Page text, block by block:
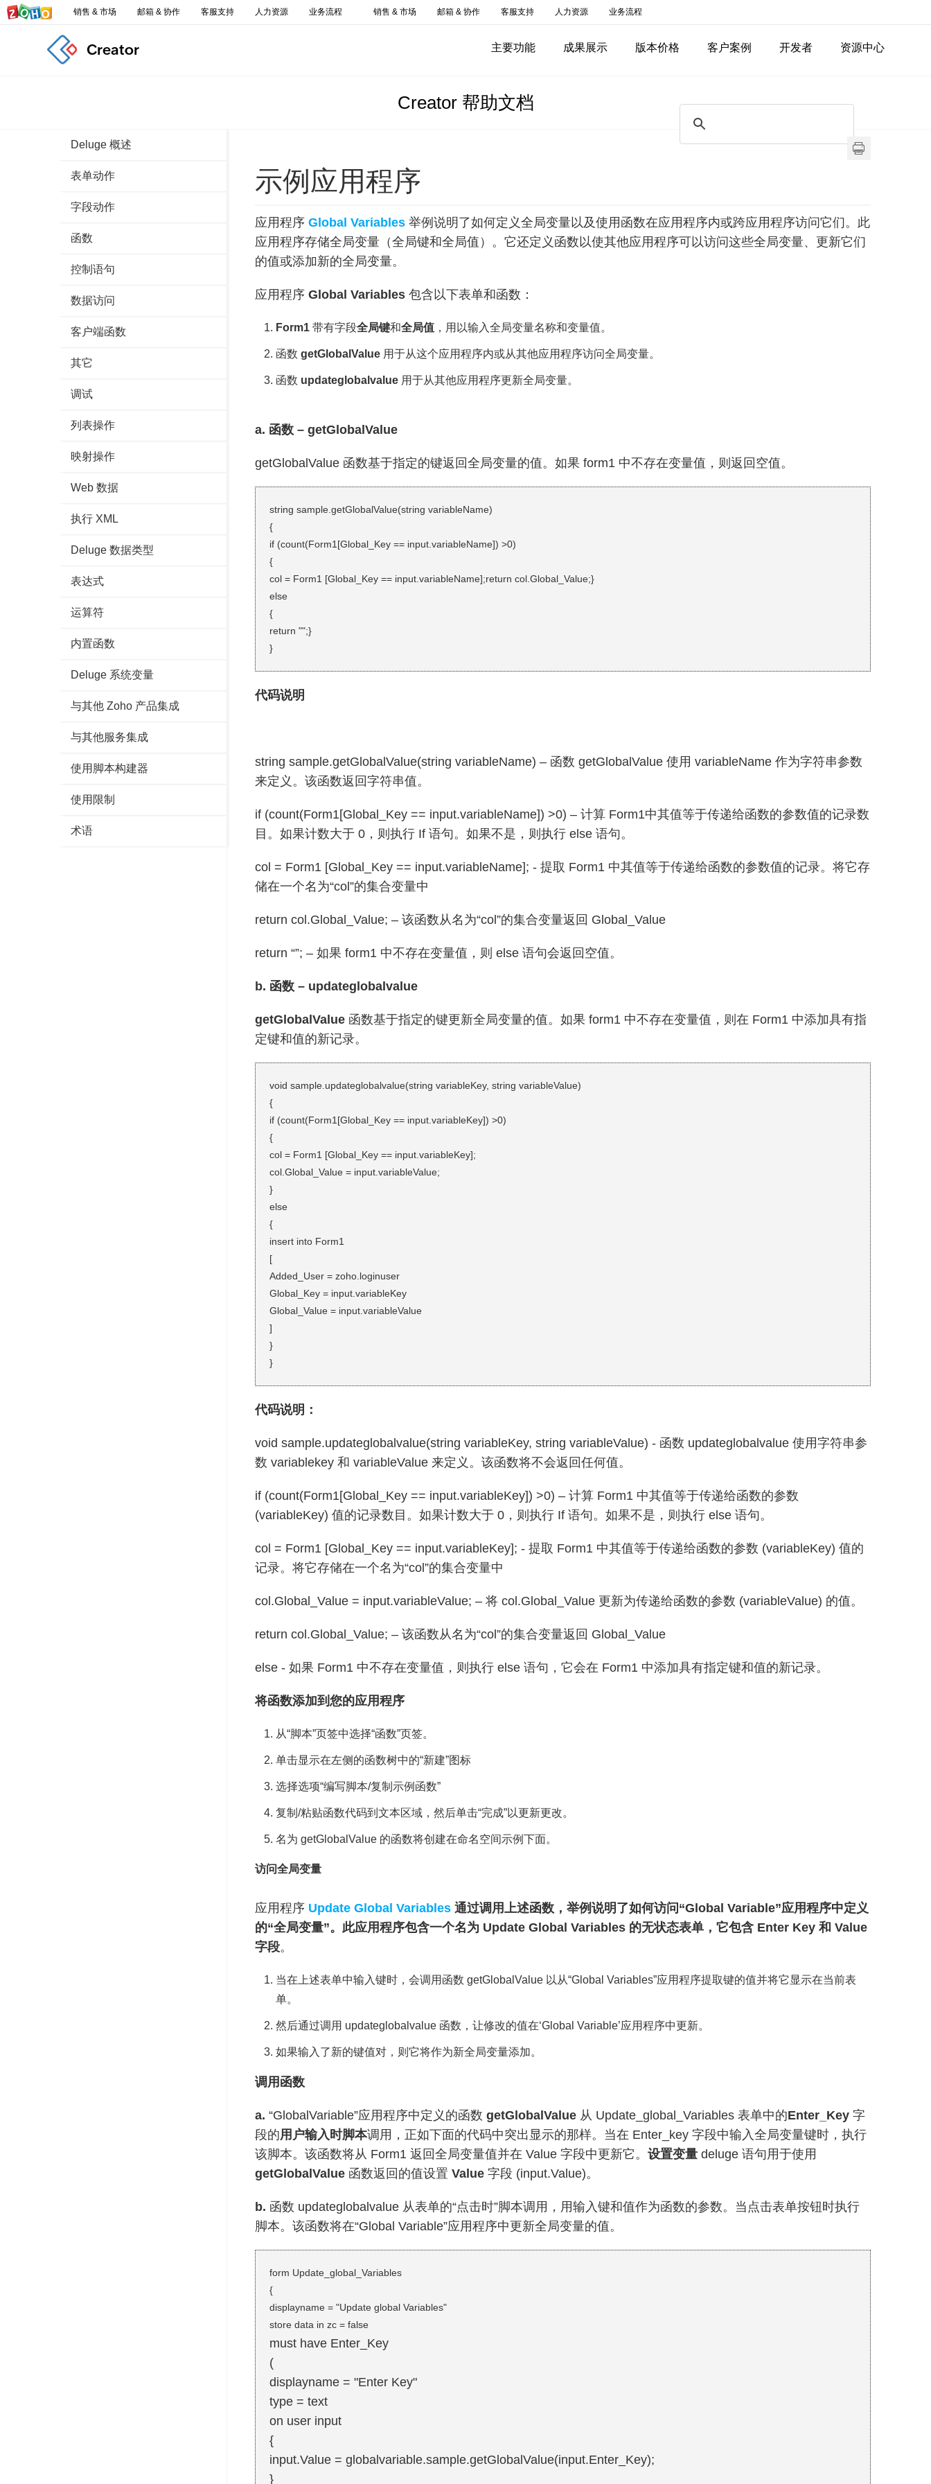
销售 & 市场 邮箱 & 协作 客服支持 人力资源 业务流程 销售 & 市场 邮箱 & 协作 客服支持 人力资源 业务流程
Creator 主要功能 成果展示 版本价格 客户案例 开发者 资源中心
Creator 帮助文档
Deluge 概述
表单动作
字段动作
函数
控制语句
数据访问
客户端函数
其它
调试
列表操作
映射操作
Web 数据
执行 XML
Deluge 数据类型
表达式
运算符
内置函数
Deluge 系统变量
与其他 Zoho 产品集成
与其他服务集成
使用脚本构建器
使用限制
术语
示例应用程序
应用程序 Global Variables 举例说明了如何定义全局变量以及使用函数在应用程序内或跨应用程序访问它们。此
应用程序存储全局变量（全局键和全局值）。它还定义函数以使其他应用程序可以访问这些全局变量、更新它们
的值或添加新的全局变量。
应用程序 Global Variables 包含以下表单和函数：
Form1 带有字段全局键和全局值 ，用以输入全局变量名称和变量值。
函数 getGlobalValue 用于从这个应用程序内或从其他应用程序访问全局变量。
函数 updateglobalvalue 用于从其他应用程序更新全局变量。
a. 函数 – getGlobalValue
getGlobalValue 函数基于指定的键返回全局变量的值。如果 form1 中不存在变量值，则返回空值。
string sample.getGlobalValue(string variableName)
{
if (count(Form1[Global_Key == input.variableName]) >0)
{
col = Form1 [Global_Key == input.variableName];return col.Global_Value;}
else
{
return "";}
}
代码说明
string sample.getGlobalValue(string variableName) – 函数 getGlobalValue 使用 variableName 作为字符串参数
来定义。该函数返回字符串值。
if (count(Form1[Global_Key == input.variableName]) >0) – 计算 Form1中其值等于传递给函数的参数值的记录数
目。如果计数大于 0，则执行 If 语句。如果不是，则执行 else 语句。
col = Form1 [Global_Key == input.variableName]; - 提取 Form1 中其值等于传递给函数的参数值的记录。将它存
储在一个名为“col”的集合变量中
return col.Global_Value; – 该函数从名为“col”的集合变量返回 Global_Value
return “”; – 如果 form1 中不存在变量值，则 else 语句会返回空值。
b. 函数 – updateglobalvalue
getGlobalValue 函数基于指定的键更新全局变量的值。如果 form1 中不存在变量值，则在 Form1 中添加具有指
定键和值的新记录。
void sample.updateglobalvalue(string variableKey, string variableValue)
{
if (count(Form1[Global_Key == input.variableKey]) >0)
{
col = Form1 [Global_Key == input.variableKey];
col.Global_Value = input.variableValue;
}
else
{
insert into Form1
[
Added_User = zoho.loginuser
Global_Key = input.variableKey
Global_Value = input.variableValue
]
}
}
代码说明：
void sample.updateglobalvalue(string variableKey, string variableValue) - 函数 updateglobalvalue 使用字符串参
数 variablekey 和 variableValue 来定义。该函数将不会返回任何值。
if (count(Form1[Global_Key == input.variableKey]) >0) – 计算 Form1 中其值等于传递给函数的参数
(variableKey) 值的记录数目。如果计数大于 0，则执行 If 语句。如果不是，则执行 else 语句。
col = Form1 [Global_Key == input.variableKey]; - 提取 Form1 中其值等于传递给函数的参数 (variableKey) 值的
记录。将它存储在一个名为“col”的集合变量中
col.Global_Value = input.variableValue; – 将 col.Global_Value 更新为传递给函数的参数 (variableValue) 的值。
return col.Global_Value; – 该函数从名为“col”的集合变量返回 Global_Value
else - 如果 Form1 中不存在变量值，则执行 else 语句，它会在 Form1 中添加具有指定键和值的新记录。
将函数添加到您的应用程序
从“脚本”页签中选择“函数”页签。
单击显示在左侧的函数树中的“新建”图标
选择选项“编写脚本/复制示例函数”
复制/粘贴函数代码到文本区域，然后单击“完成”以更新更改。
名为 getGlobalValue 的函数将创建在命名空间示例下面。
访问全局变量
应用程序 Update Global Variables 通过调用上述函数，举例说明了如何访问“Global Variable”应用程序中定义
的“全局变量”。此应用程序包含一个名为 Update Global Variables 的无状态表单，它包含 Enter Key 和 Value
字段。
当在上述表单中输入键时，会调用函数 getGlobalValue 以从“Global Variables”应用程序提取键的值并将它显示在当前表
单。
然后通过调用 updateglobalvalue 函数，让修改的值在‘Global Variable’应用程序中更新。
如果输入了新的键值对，则它将作为新全局变量添加。
调用函数
a. “GlobalVariable”应用程序中定义的函数 getGlobalValue 从 Update_global_Variables 表单中的Enter_Key 字
段的用户输入时脚本调用，正如下面的代码中突出显示的那样。当在 Enter_key 字段中输入全局变量键时，执行
该脚本。该函数将从 Form1 返回全局变量值并在 Value 字段中更新它。 设置变量 deluge 语句用于使用
getGlobalValue 函数返回的值设置 Value 字段 (input.Value)。
b. 函数 updateglobalvalue 从表单的“点击时”脚本调用，用输入键和值作为函数的参数。当点击表单按钮时执行
脚本。该函数将在“Global Variable”应用程序中更新全局变量的值。
form Update_global_Variables
{
displayname = "Update global Variables"
store data in zc = false
must have Enter_Key
(
displayname = "Enter Key"
type = text
on user input
{
input.Value = globalvariable.sample.getGlobalValue(input.Enter_Key);
}